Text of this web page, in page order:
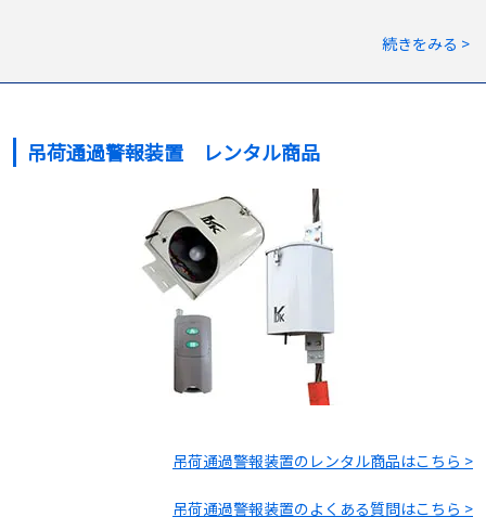
続きをみる >
吊荷通過警報装置 レンタル商品
吊荷通過警報装置のレンタル商品はこちら >
吊荷通過警報装置のよくある質問はこちら >